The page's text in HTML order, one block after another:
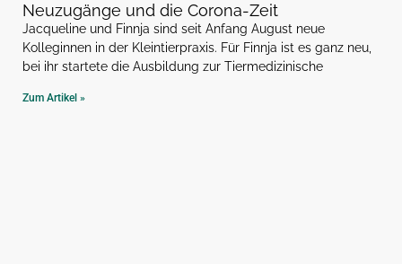
Neuzugänge und die Corona-Zeit
Jacqueline und Finnja sind seit Anfang August neue
Kolleginnen in der Kleintierpraxis. Für Finnja ist es ganz neu,
bei ihr startete die Ausbildung zur Tiermedizinische
Zum Artikel »